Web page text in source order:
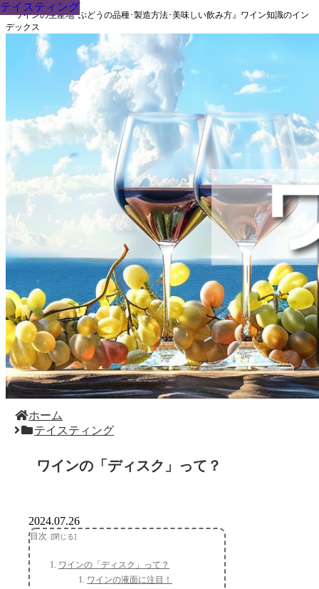
『ワインの生産地･ぶどうの品種･製造方法･美味しい飲み方』ワイン知識のイン
デックス
ホーム
テイスティング
ワインの「ディスク」って？
テイスティング
2024.07.26
目次
ワインの「ディスク」って？
ワインの液面に注目！
テイスティング
テイスティング
テイスティング
テイスティング
テイスティング
テイスティング
テイスティング
テイスティング